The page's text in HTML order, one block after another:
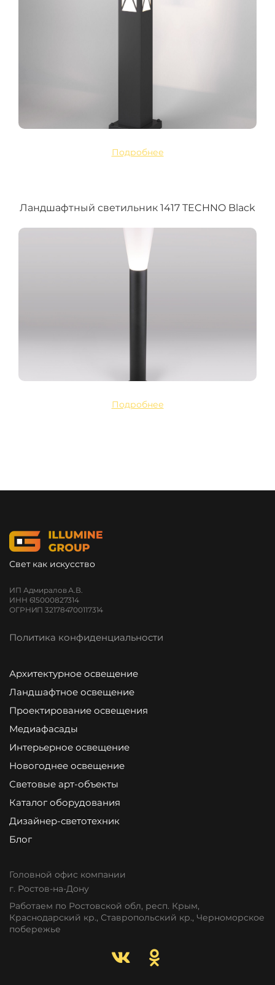
Подробнее
Ландшафтный светильник 1417 TECHNO Black
Подробнее
Свет как искусство
ИП Адмиралов А.В.
ИНН 615000827314
ОГРНИП 321784700117314
Политика конфиденциальности
Архитектурное освещение
Ландшафтное освещение
Проектирование освещения
Медиафасады
Интерьерное освещение
Новогоднее освещение
Световые арт-объекты
Каталог оборудования
Дизайнер-светотехник
Блог
Головной офис компании
г. Ростов-на-Дону
Работаем по Ростовской обл, респ. Крым,
Краснодарский кр., Ставропольский кр., Черноморское
побережье